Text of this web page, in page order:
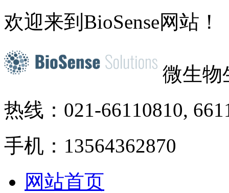
欢迎来到BioSense网站！
微生物
热线：021-66110810,
手机：13564362870
网站首页